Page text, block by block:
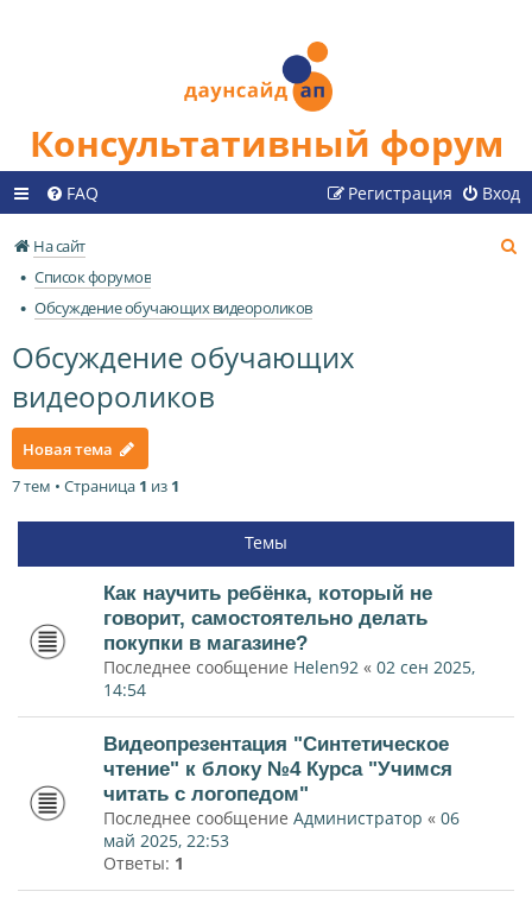
Консультативный форум
FAQ Вход
Регистрация
На сайт
Список форумов
Обсуждение обучающих видеороликов
Обсуждение обучающих
видеороликов
Новая тема
7 тем • Страница 1 из 1
Темы
Как научить ребёнка, который не
говорит, самостоятельно делать
покупки в магазине?
Последнее сообщение Helen92 « 02 сен 2025,
14:54
Видеопрезентация "Синтетическое
чтение" к блоку №4 Курса "Учимся
читать с логопедом"
Последнее сообщение Администратор « 06
май 2025, 22:53
Ответы: 1